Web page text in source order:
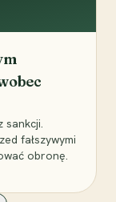
sankcji.
fałszywymi
obronę.